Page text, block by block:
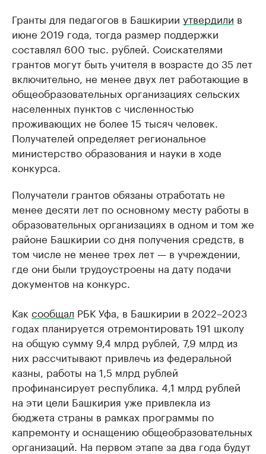
Гранты для педагогов в Башкирии утвердили в
июне 2019 года, тогда размер поддержки
составлял 600 тыс. рублей. Соискателями
грантов могут быть учителя в возрасте до 35 лет
включительно, не менее двух лет работающие в
общеобразовательных организациях сельских
населенных пунктов с численностью
проживающих не более 15 тысяч человек.
Получателей определяет региональное
министерство образования и науки в ходе
конкурса.
Получатели грантов обязаны отработать не
менее десяти лет по основному месту работы в
образовательных организациях в одном и том же
районе Башкирии со дня получения средств, в
том числе не менее трех лет — в учреждении,
где они были трудоустроены на дату подачи
документов на конкурс.
Как сообщал РБК Уфа, в Башкирии в 2022–2023
годах планируется отремонтировать 191 школу
на общую сумму 9,4 млрд рублей, 7,9 млрд из
них рассчитывают привлечь из федеральной
казны, работы на 1,5 млрд рублей
профинансирует республика. 4,1 млрд рублей
на эти цели Башкирия уже привлекла из
бюджета страны в рамках программы по
капремонту и оснащению общеобразовательных
организаций. На первом этапе за два года будут